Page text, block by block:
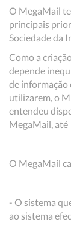
O MegaMail
principais
Sociedade da
Como a
depende
de informação
utilizarem, o
entendeu
MegaMail, até
O MegaMail
- O sistema
ao sistema